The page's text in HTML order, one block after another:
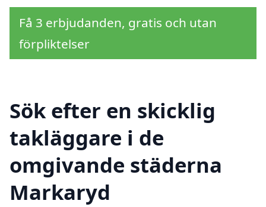
Få 3 erbjudanden, gratis och utan
förpliktelser
Sök efter en skicklig
takläggare i de
omgivande städerna
Markaryd